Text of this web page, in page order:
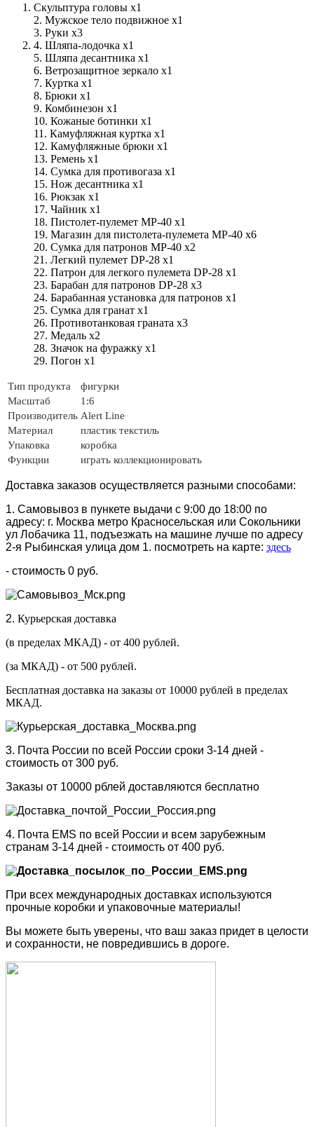
Скульптура головы х1
2. Мужское тело подвижное х1
3. Руки х3
4. Шляпа-лодочка х1
5. Шляпа десантника х1
6. Ветрозащитное зеркало х1
7. Куртка х1
8. Брюки х1
9. Комбинезон х1
10. Кожаные ботинки х1
11. Камуфляжная куртка х1
12. Камуфляжные брюки х1
13. Ремень х1
14. Сумка для противогаза х1
15. Нож десантника х1
16. Рюкзак х1
17. Чайник х1
18. Пистолет-пулемет MP-40 х1
19. Магазин для пистолета-пулемета MP-40 х6
20. Сумка для патронов MP-40 х2
21. Легкий пулемет DP-28 х1
22. Патрон для легкого пулемета DP-28 х1
23. Барабан для патронов DP-28 х3
24. Барабанная установка для патронов х1
25. Сумка для гранат х1
26. Противотанковая граната х3
27. Медаль х2
28. Значок на фуражку х1
29. Погон х1
Тип продукта
фигурки
Масштаб
1:6
Производитель Alert Line
Материал
пластик текстиль
Упаковка
коробка
Функции
играть коллекционировать
Доставка заказов осуществляется разными способами:
1. Самовывоз в пункете выдачи с 9:00 до 18:00 по
адресу: г. Москва метро Красносельская или Сокольники
ул Лобачика 11, подъезжать на машине лучше по адресу
2-я Рыбинская улица дом 1. посмотреть на карте: здесь
- стоимость 0 руб.
2. Курьерская доставка
(в пределах МКАД) - от 400 рублей.
(за МКАД) - от 500 рублей.
Бесплатная доставка на заказы от 10000 рублей в пределах
МКАД.
3. Почта России по всей России сроки 3-14 дней -
стоимость от 300 руб.
Заказы от 10000 рблей доставляются бесплатно
4. Почта EMS по всей России и всем зарубежным
странам 3-14 дней - стоимость от 400 руб.
При всех международных доставках используются
прочные коробки и упаковочные материалы!
Вы можете быть уверены, что ваш заказ придет в целости
и сохранности, не повредившись в дороге.